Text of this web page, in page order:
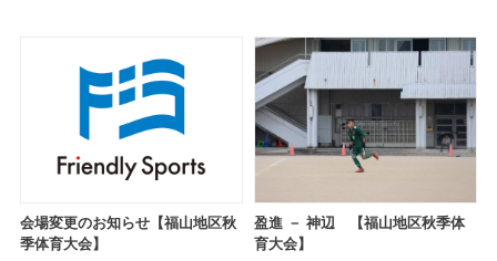
会場変更のお知らせ【福山地区秋
季体育大会】
盈進 － 神辺 【福山地区秋季体
育大会】